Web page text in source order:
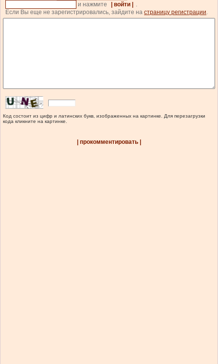
и нажмите
| войти |
.
Если Вы еще не зарегистрировались, зайдите на страницу регистрации.
Код состоит из цифр и латинских букв, изображенных на картинке. Для перезагрузки
кода кликните на картинке.
| прокомментировать |